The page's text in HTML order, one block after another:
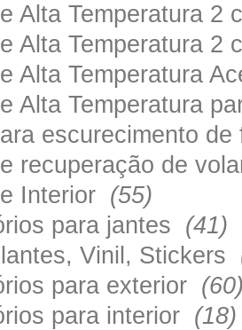
Alta Temperatura
Alta Temperatura
Alta Temperatura
Alta Temperatura
escurecimento
recuperação de
Interior (55)
para jantes (41)
Vinil, Stickers
para exterior
para interior (18)